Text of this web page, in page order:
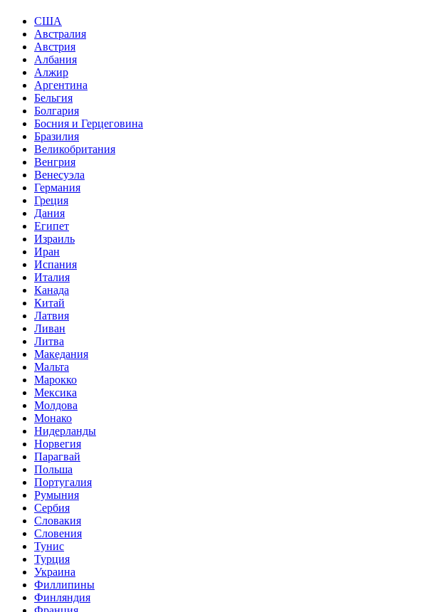
США
Австралия
Австрия
Албания
Алжир
Аргентина
Бельгия
Болгария
Босния и Герцеговина
Бразилия
Великобритания
Венгрия
Венесуэла
Германия
Греция
Дания
Египет
Израиль
Иран
Испания
Италия
Канада
Китай
Латвия
Ливан
Литва
Македания
Мальта
Марокко
Мексика
Молдова
Монако
Нидерланды
Норвегия
Парагвай
Польша
Португалия
Румыния
Сербия
Словакия
Словения
Тунис
Турция
Украина
Филлипины
Финляндия